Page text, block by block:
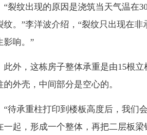
“裂纹出现的原因是浇筑当天气温在
纹。”李洋波介绍，“裂纹只出现在
影响。”
此外，这栋房子整体承重是由15根
的外壳，中间部分是空心的。
“待承重柱打印到楼板高度后，我们
一起，形成一个整体，再把二层板